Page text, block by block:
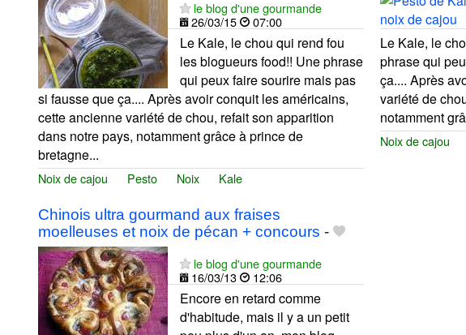
le blog d'une gourmande
26/03/15
07:00
Le Kale, le chou qui rend fou
les blogueurs food!! Une phrase
qui peux faire sourire mais pas
si fausse que ça.... Après avoir conquit les américains,
cette ancienne variété de chou, refait son apparition
dans notre pays, notamment grâce à prince de
bretagne...
Noix de cajou Pesto Noix Kale
Le Kale, le
phrase qui
ça.... Après
variété de
notamment
Noix de cajou
Chinois ultra gourmand aux fraises
moelleuses et noix de pécan + concours -
le blog d'une gourmande
16/03/13
12:06
Encore en retard comme
d'habitude, mais il y a un petit